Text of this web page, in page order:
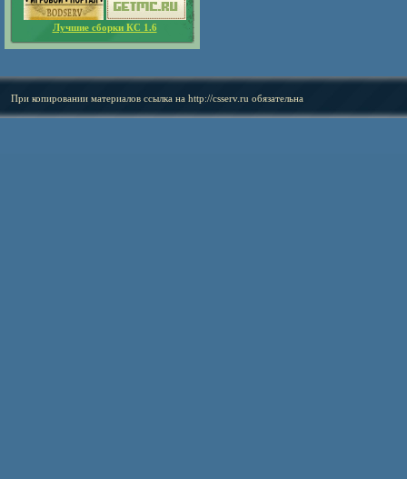
Лучшие сборки КС 1.6
При копировании материалов ссылка на http://csserv.ru обязательна